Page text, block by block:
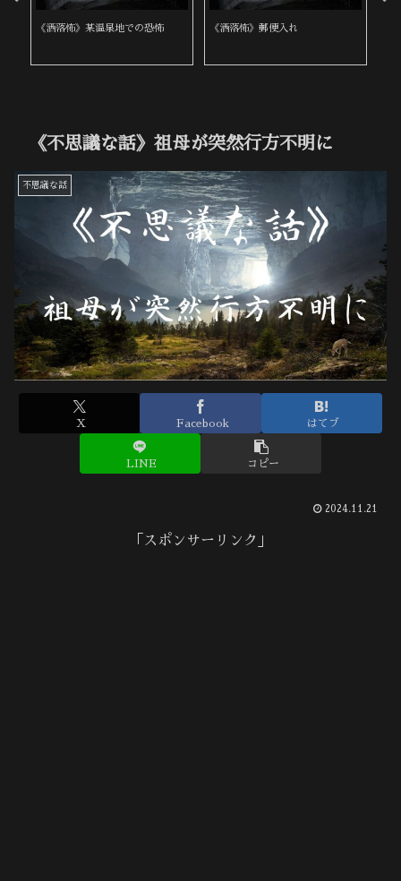
《洒落怖》飛び降り自殺に遭遇 《洒落怖》身内と他人
《不思議な話》祖母が突然行方不明に
不思議な話
X Facebook はてブ
LINE コピー
2024.11.21
「スポンサーリンク」